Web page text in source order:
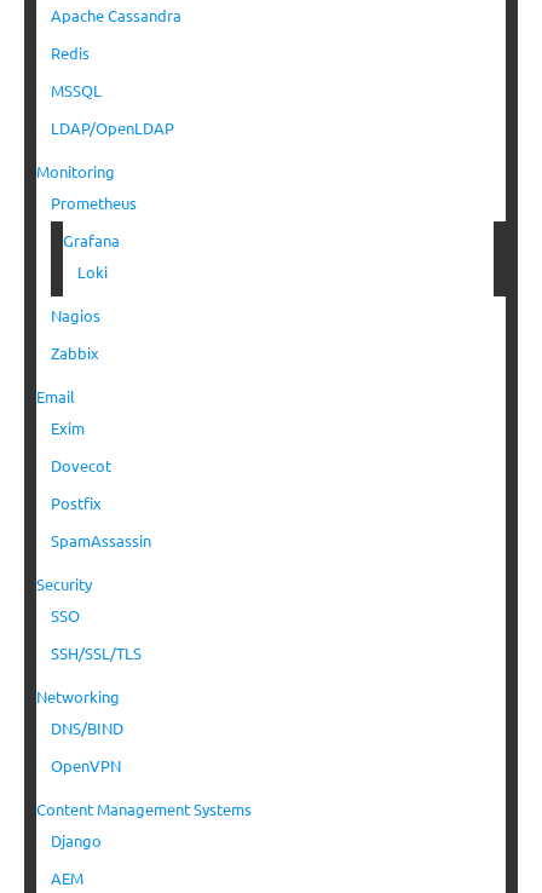
Apache Cassandra
Redis
MSSQL
LDAP/OpenLDAP
Monitoring
Prometheus
Grafana
Loki
Nagios
Zabbix
Email
Exim
Dovecot
Postfix
SpamAssassin
Security
SSO
SSH/SSL/TLS
Networking
DNS/BIND
OpenVPN
Content Management Systems
Django
AEM